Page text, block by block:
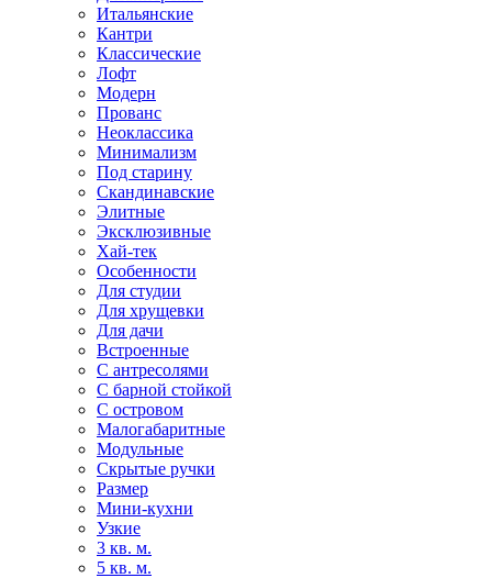
Итальянские
Кантри
Классические
Лофт
Модерн
Прованс
Неоклассика
Минимализм
Под старину
Скандинавские
Элитные
Эксклюзивные
Хай-тек
Особенности
Для студии
Для хрущевки
Для дачи
Встроенные
С антресолями
С барной стойкой
С островом
Малогабаритные
Модульные
Скрытые ручки
Размер
Мини-кухни
Узкие
3 кв. м.
5 кв. м.